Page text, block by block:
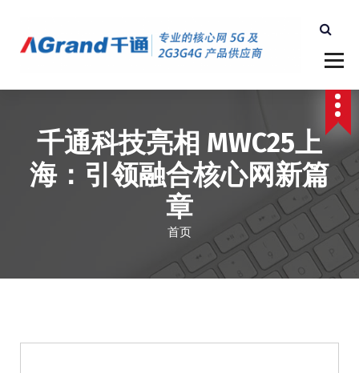
千通科技亮相 MWC25上
海：引领融合核心网新篇
章
首页